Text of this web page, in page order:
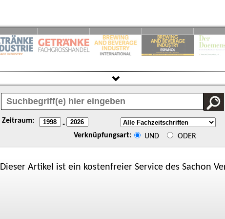
Zeitraum: -
Verknüpfungsart: UND ODER
Dieser Artikel ist ein kostenfreier Service des Sachon